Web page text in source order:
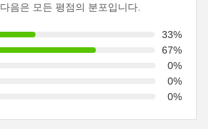
다음은 모든 평점의 분포입니다.
33%
67%
0%
0%
0%